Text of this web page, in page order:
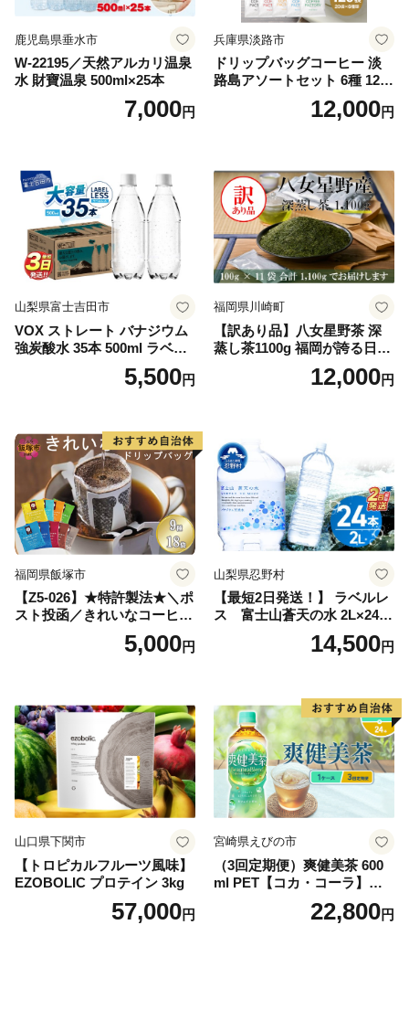
鹿児島県垂水市
W-22195／天然アルカリ温泉
水 財寶温泉 500ml×25本
7,000円
兵庫県淡路市
ドリップバッグコーヒー 淡
路島アソートセット 6種 120
袋 飲み比べ コーヒー
12,000円
山梨県富士吉田市
VOX ストレート バナジウム
強炭酸水 35本 500ml ラベル
レス【富士吉田市限定カート
5,500円
福岡県川崎町
【訳あり品】八女星野茶 深
蒸し茶1100g 福岡が誇る日本
茶_ 訳アリ 常温 お茶 茶袋 常
備品 おちゃ ocha 茶葉 緑茶
小分け お土産 お取り寄せ グ
ルメ 福岡 九州 福岡県 国産
日本 ふかむし茶 ふかむし 家
庭用 自宅用 ちゃ りょくちゃ
ふかむしちゃ 急須 甘み 川崎
町 送料無料
12,000円
福岡県飯塚市
【Z5-026】★特許製法★＼ポ
スト投函／きれいなコーヒー
ドリップバッグ9種セット(18
袋)ゆうパケットでお届け！
5,000円
山梨県忍野村
【最短2日発送！】 ラベルレ
ス 富士山蒼天の水 2L×24本
（4ケース）※離島不可 天然
水 ミネラルウォーター 水 ペ
産 シリカ ミネラル 美容 備蓄
防災 長期保存 富士山 山梨県
忍野村
14,500円
山口県下関市
【トロピカルフルーツ風味】
EZOBOLIC プロテイン 3kg
57,000円
宮崎県えびの市
（3回定期便）爽健美茶 600
ml PET【コカ・コーラ】ペ
ットボトル 1ケース(24本) 定
期便 3回(72本) セット お茶
22,800円